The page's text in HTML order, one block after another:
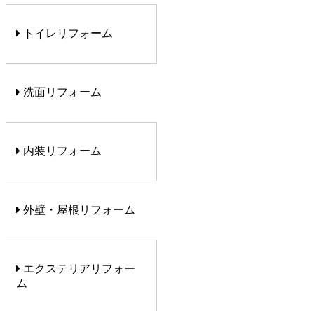
トイレリフォーム
洗面リフォーム
内装リフォーム
外壁・屋根リフォーム
エクステリアリフォー
ム